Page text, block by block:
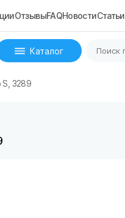
ОтзывыFAQНовостиСтатьи
Каталог
S, 3289